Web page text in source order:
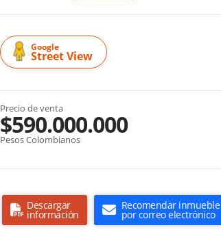
Google
Street View
Precio de venta
$590.000.000
Pesos Colombianos
Descargar
información
Recomendar inmueble
por correo electrónico